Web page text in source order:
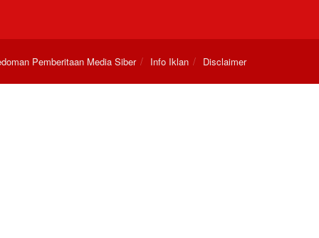
Pemberitaan Media Siber Info Iklan Disclaimer